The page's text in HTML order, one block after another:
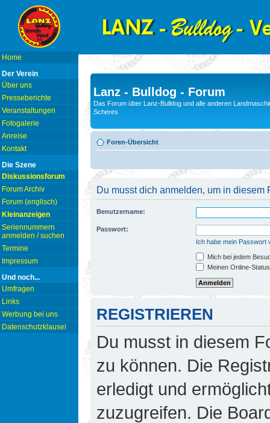
Home
Der Verein
Über uns
Presseberichte
Veranstaltungen
Fotogalerie
Anreise
Kontakt
Die Szene
Diskussionsforum
Forum Archiv
Forum (englisch)
Kleinanzeigen
Seriennummern
anmelden / suchen
Termine
Impressum
Und noch...
Umfragen
Links
Werbung bei uns
Datenschutzklausel
Lanz - Bulldog - Forum
Das Forum über Lanz-Bulldog und alle anderen
Scheres
Foren-Übersicht
Du musst dich anmelden, um in diesem
Benutzername:
Passwort:
Ich habe mein Passwort
Mich bei jedem
Meinen Online-
REGISTRIEREN
Du musst in diesem
zu können. Die
erledigt und
zuzugreifen. Die